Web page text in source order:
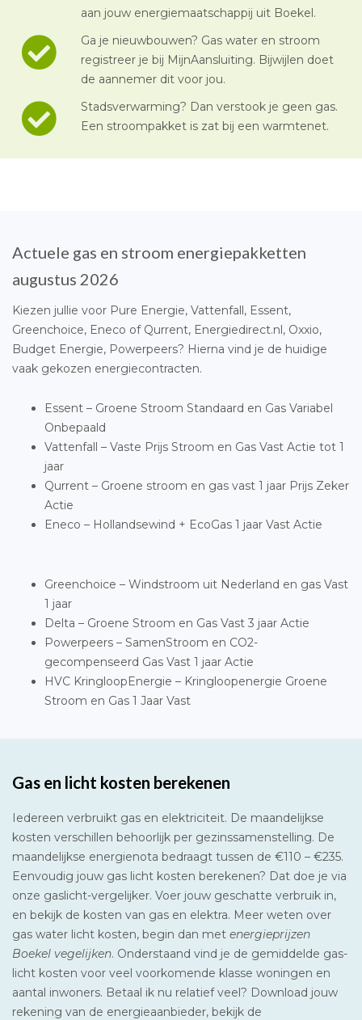
aan jouw energiemaatschappij uit Boekel.
Ga je nieuwbouwen? Gas water en stroom
registreer je bij MijnAansluiting. Bijwijlen doet
de aannemer dit voor jou.
Stadsverwarming? Dan verstook je geen gas.
Een stroompakket is zat bij een warmtenet.
Actuele gas en stroom energiepakketten
augustus 2026
Kiezen jullie voor Pure Energie, Vattenfall, Essent,
Greenchoice, Eneco of Qurrent, Energiedirect.nl, Oxxio,
Budget Energie, Powerpeers? Hierna vind je de huidige
vaak gekozen energiecontracten.
Essent – Groene Stroom Standaard en Gas Variabel
Onbepaald
Vattenfall – Vaste Prijs Stroom en Gas Vast Actie tot 1
jaar
Qurrent – Groene stroom en gas vast 1 jaar Prijs Zeker
Actie
Eneco – Hollandsewind + EcoGas 1 jaar Vast Actie
Greenchoice – Windstroom uit Nederland en gas Vast
1 jaar
Delta – Groene Stroom en Gas Vast 3 jaar Actie
Powerpeers – SamenStroom en CO2-
gecompenseerd Gas Vast 1 jaar Actie
HVC KringloopEnergie – Kringloopenergie Groene
Stroom en Gas 1 Jaar Vast
Gas en licht kosten berekenen
Iedereen verbruikt gas en elektriciteit. De maandelijkse
kosten verschillen behoorlijk per gezinssamenstelling. De
maandelijkse energienota bedraagt tussen de €110 – €235.
Eenvoudig jouw gas licht kosten berekenen? Dat doe je via
onze gaslicht-vergelijker. Voer jouw geschatte verbruik in,
en bekijk de kosten van gas en elektra. Meer weten over
gas water licht kosten, begin dan met energieprijzen
Boekel vegelijken. Onderstaand vind je de gemiddelde gas-
licht kosten voor veel voorkomende klasse woningen en
aantal inwoners. Betaal ik nu relatief veel? Download jouw
rekening van de energieaanbieder, bekijk de